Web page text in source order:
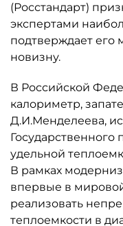
(Росстандарт)
экспертами
подтверждает его
новизну.
В Российской
калориметр,
Д.И.Менделеева,
удельной
В рамках
впервые в
реализовать
теплоемкости в